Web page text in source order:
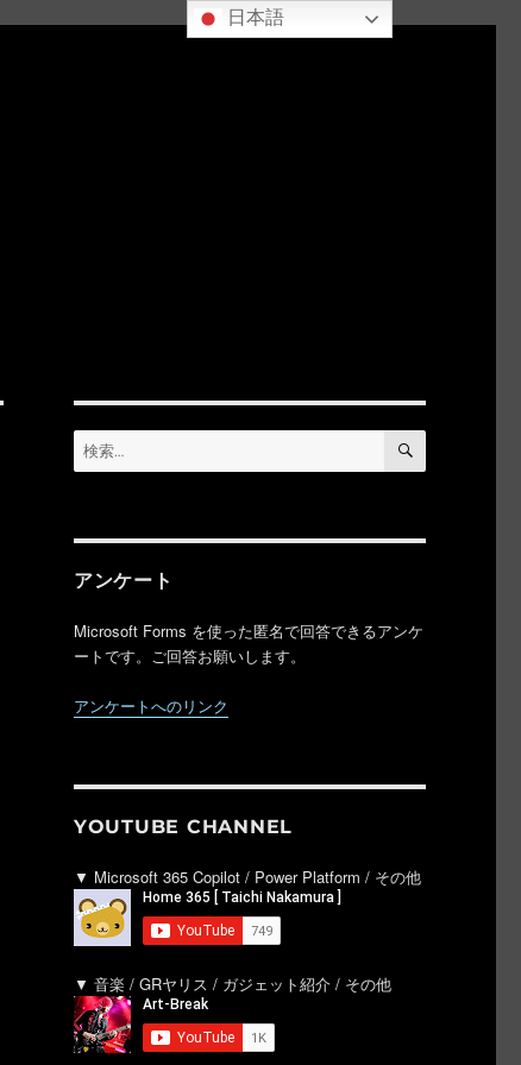
検
索:
検
アンケート
Microsoft Forms を使った匿名で回答できるアンケ
ートです。ご回答お願いします。
アンケートへのリンク
YOUTUBE CHANNEL
▼ Microsoft 365 Copilot / Power Platform / その他
▼ 音楽 / GRヤリス / ガジェット紹介 / その他
日本語